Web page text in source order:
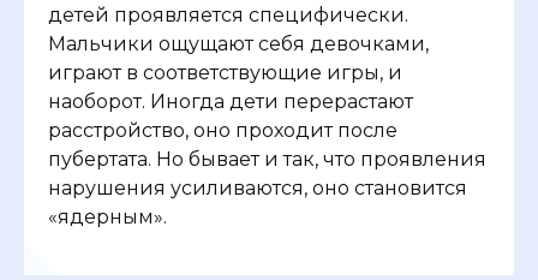
детей проявляется специфически.
Мальчики ощущают себя девочками,
играют в соответствующие игры, и
наоборот. Иногда дети перерастают
расстройство, оно проходит после
пубертата. Но бывает и так, что проявления
нарушения усиливаются, оно становится
«ядерным».